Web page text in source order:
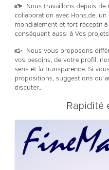
Nous travaillons depuis de
collaboration avec Hons.de,
mondialement et fort réceptif
conséquent aussi à Vos
Nous vous proposons
vos besoins, de votre profil,
sens et la transparence. Si
propositions, suggestions ou
discuter...
Rapidité